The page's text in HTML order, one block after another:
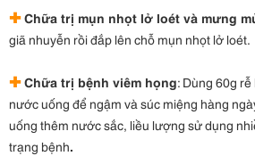
✚Chữa trị mụn nhọt lở loét và mưng
giã nhuyễn rồi đắp lên chỗ mụn nhọt lở loét.
✚Chữa trị bệnh viêm họng: Dùng 60g
nước uống để ngậm và súc miệng hàng
uống thêm nước sắc, liều lượng sử dụng
trạng bệnh.